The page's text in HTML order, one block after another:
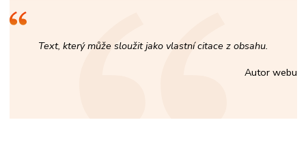
Text, který může sloužit jako vlastní citace z obsahu.
Autor webu